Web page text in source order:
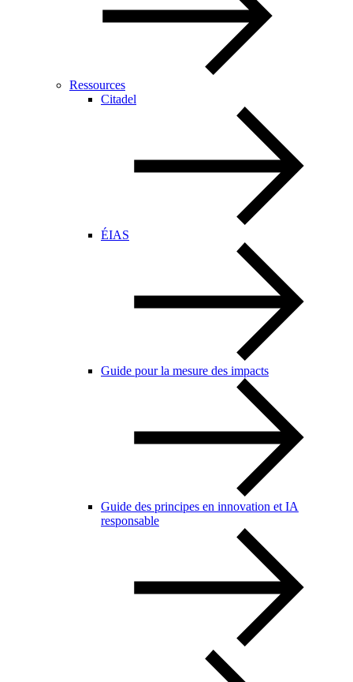
Ressources
Citadel
ÉIAS
Guide pour la mesure des impacts
Guide des principes en innovation et IA
responsable